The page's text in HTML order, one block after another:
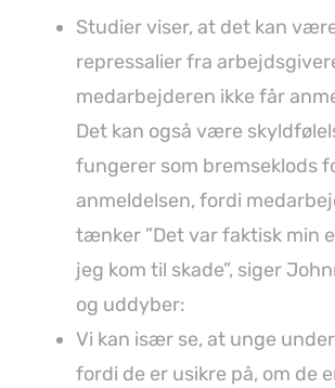
Studier viser, at det kan
repressalier fra
medarbejderen ikke får
Det kan også være
fungerer som bremseklods
anmeldelsen, fordi
tænker ”Det var faktisk min
jeg kom til skade”, siger
og uddyber:
Vi kan især se, at unge
fordi de er usikre på, om de